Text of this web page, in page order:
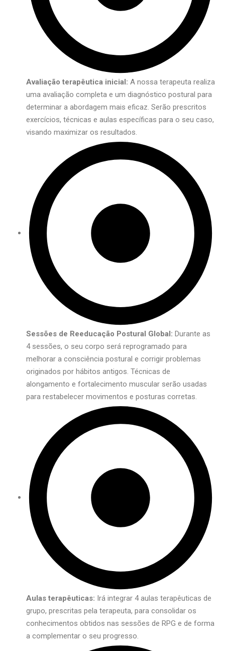
Avaliação terapêutica inicial: A nossa terapeuta realiza
uma avaliação completa e um diagnóstico postural para
determinar a abordagem mais eficaz. Serão prescritos
exercícios, técnicas e aulas específicas para o seu caso,
visando maximizar os resultados.
Sessões de Reeducação Postural Global: Durante as
4 sessões, o seu corpo será reprogramado para
melhorar a consciência postural e corrigir problemas
originados por hábitos antigos. Técnicas de
alongamento e fortalecimento muscular serão usadas
para restabelecer movimentos e posturas corretas.
Aulas terapêuticas: Irá integrar 4 aulas terapêuticas de
grupo, prescritas pela terapeuta, para consolidar os
conhecimentos obtidos nas sessões de RPG e de forma
a complementar o seu progresso.